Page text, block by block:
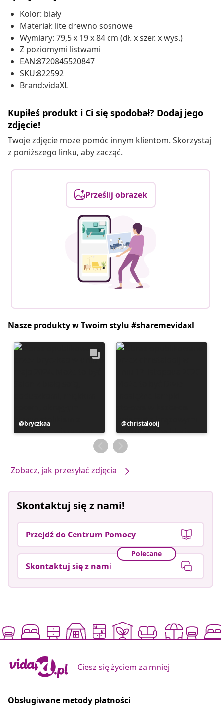
Kolor: biały
Materiał: lite drewno sosnowe
Wymiary: 79,5 x 19 x 84 cm (dł. x szer. x wys.)
Z poziomymi listwami
EAN:8720845520847
SKU:822592
Brand:vidaXL
Kupiłeś produkt i Ci się spodobał? Dodaj jego
zdjęcie!
Twoje zdjęcie może pomóc innym klientom. Skorzystaj
z poniższego linku, aby zacząć.
Prześlij obrazek
Nasze produkty w Twoim stylu #sharemevidaxl
Post
opublikowany
bryczkaa
Post
opublikowany
przez
christalooij
Zobacz, jak przesyłać zdjęcia
Skontaktuj się z nami!
Przejdź do Centrum Pomocy
Polecane
Skontaktuj się z nami
Ciesz się życiem za mniej
Obsługiwane metody płatności